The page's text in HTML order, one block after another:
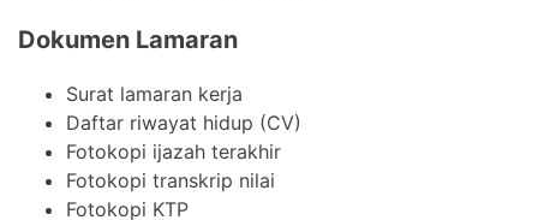
Dokumen Lamaran
Surat lamaran kerja
Daftar riwayat hidup (CV)
Fotokopi ijazah terakhir
Fotokopi transkrip nilai
Fotokopi KTP